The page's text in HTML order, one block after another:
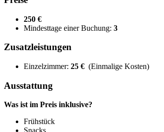
250 €
Mindesttage einer Buchung: 3
Zusatzleistungen
Einzelzimmer: 25 € (Einmalige Kosten)
Ausstattung
Was ist im Preis inklusive?
Frühstück